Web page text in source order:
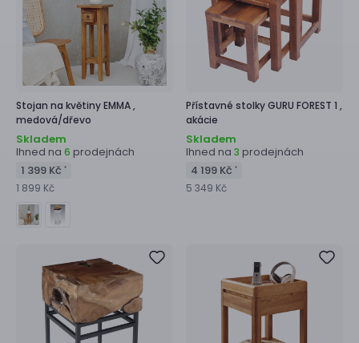
Stojan na květinyEMMA ,
medová/dřevo
Skladem
Ihned na 6 prodejnách
1 399 Kč *
1 899 Kč
Přístavné stolkyGURU FOREST 1 ,
akácie
Skladem
Ihned na 3 prodejnách
4 199 Kč *
5 349 Kč